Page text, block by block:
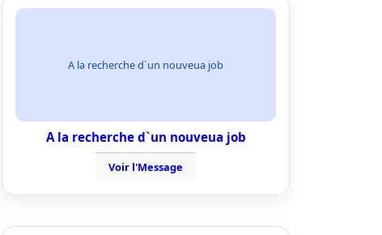
A la recherche d`un nouveua job
A la recherche d`un nouveua job
Voir l'Message